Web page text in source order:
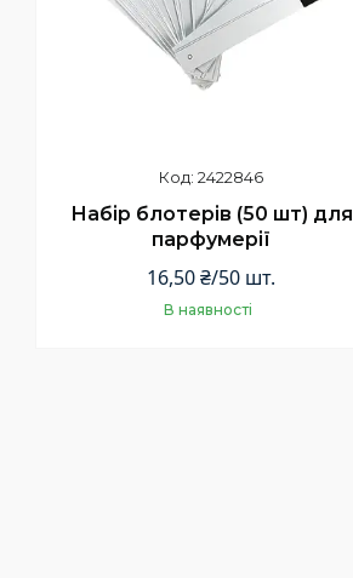
2422846
Набір блотерів (50 шт) для
парфумерії
16,50 ₴/50 шт.
В наявності